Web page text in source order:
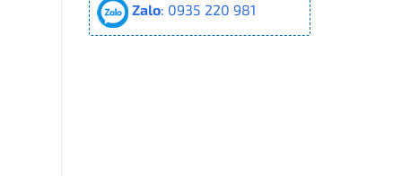
Zalo: 0935 220 981